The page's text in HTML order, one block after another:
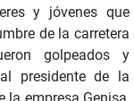
y jóvenes que
de la carretera
golpeados y
presidente de la